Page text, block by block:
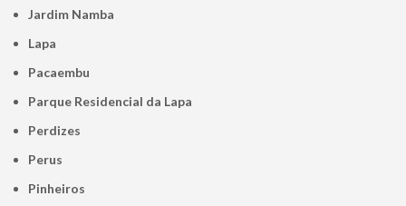
Jardim Namba
Lapa
Pacaembu
Parque Residencial da Lapa
Perdizes
Perus
Pinheiros